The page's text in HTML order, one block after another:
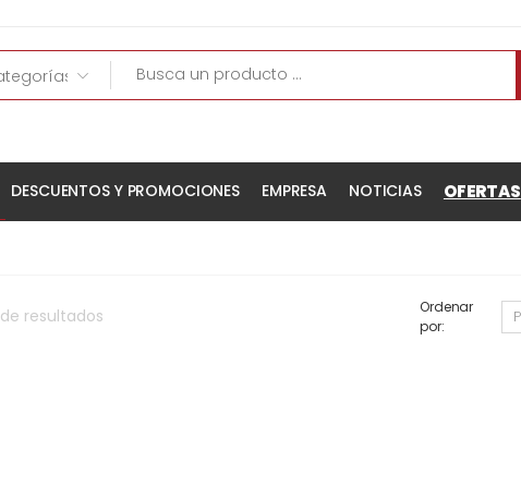
DESCUENTOS Y PROMOCIONES EMPRESA NOTICIAS OFERTAS
de resultados
Ordenar
por: